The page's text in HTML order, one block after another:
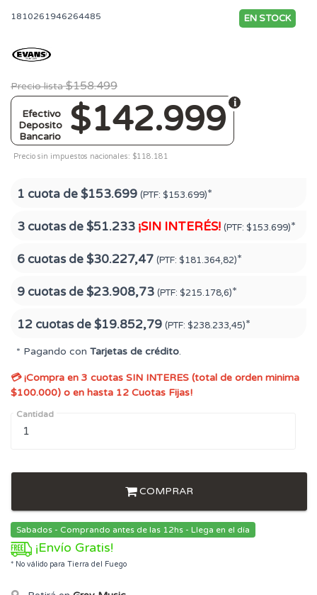
1810261946264485 EN STOCK
Precio lista $158.499
$142.999
Efectivo
Deposito
Bancario
Precio sin impuestos nacionales: $118.181
1 cuota de$153.699 (PTF: $153.699)*
3 cuotas de$51.233 ¡SIN INTERÉS! (PTF: $153.699)*
6 cuotas de$30.227,47 (PTF: $181.364,82)*
9 cuotas de$23.908,73 (PTF: $215.178,6)*
12 cuotas de$19.852,79 (PTF: $238.233,45)*
* Pagando con Tarjetas de crédito.
💳 ¡Compra en 3 cuotas SIN INTERES (total de orden minima
$100.000) o en hasta 12 Cuotas Fijas!
Cantidad
COMPRAR
Sabados - Comprando antes de las 12hs - Llega en el día
¡Envío Gratis!
* No válido para Tierra del Fuego